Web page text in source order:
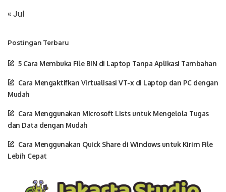
« Jul
Postingan Terbaru
5 Cara Membuka File BIN di Laptop Tanpa Aplikasi Tambahan
Cara Mengaktifkan Virtualisasi VT-x di Laptop dan PC dengan
Mudah
Cara Menggunakan Microsoft Lists untuk Mengelola Tugas
dan Data dengan Mudah
Cara Menggunakan Quick Share di Windows untuk Kirim File
Lebih Cepat